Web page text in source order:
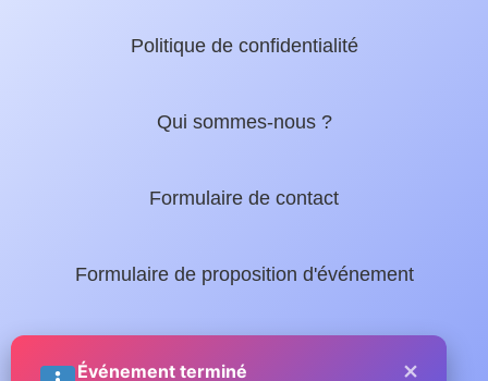
Politique de confidentialité
Qui sommes-nous ?
Formulaire de contact
Formulaire de proposition d'événement
Événement terminé
×